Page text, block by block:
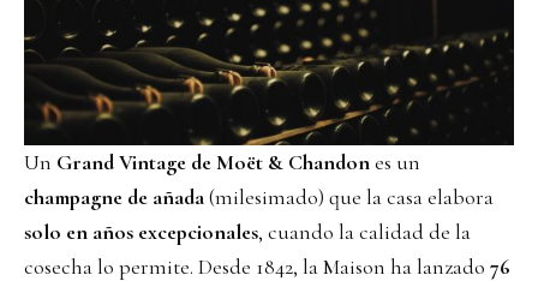
Un Grand Vintage de Moët & Chandones un
champagne de añada(milesimado) que la casa elabora
solo en años excepcionales, cuando la calidad de la
cosecha lo permite. Desde 1842, la Maison ha lanzado 76